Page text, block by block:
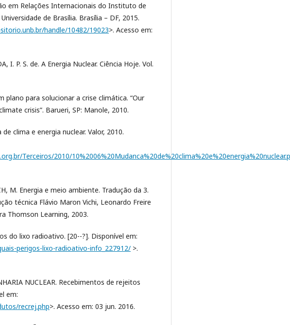
em Relações Internacionais do Instituto de
de Brasília. Brasília – DF, 2015.
handle/10482/19023>. Acesso em:
I. P. S. de. A Energia Nuclear. Ciência Hoje. Vol.
plano para solucionar a crise climática. “Our
crisis”. Barueri, SP: Manole, 2010.
de clima e energia nuclear. Valor, 2010.
Terceiros/2010/
M. Energia e meio ambiente. Tradução da 3.
técnica Flávio Maron Vichi, Leonardo Freire
Thomson Learning, 2003.
do lixo radioativo. [20--?]. Disponível em:
perigos-lixo-radioativo-info_227912/ >.
NUCLEAR. Recebimentos de rejeitos
em:
recrej.php>. Acesso em: 03 jun. 2016.